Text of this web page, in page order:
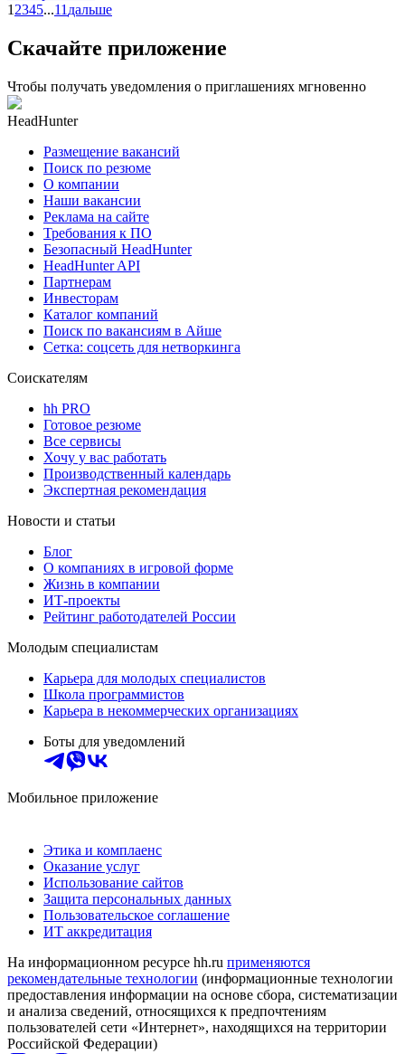
1 2345...11 дальше
Скачайте приложение
Чтобы получать уведомления о приглашениях мгновенно
HeadHunter
Размещение вакансий
Поиск по резюме
О компании
Наши вакансии
Реклама на сайте
Требования к ПО
Безопасный HeadHunter
HeadHunter API
Партнерам
Инвесторам
Каталог компаний
Поиск по вакансиям в Айше
Сетка: соцсеть для нетворкинга
Соискателям
hh PRO
Готовое резюме
Все сервисы
Хочу у вас работать
Производственный календарь
Экспертная рекомендация
Новости и статьи
Блог
О компаниях в игровой форме
Жизнь в компании
ИТ-проекты
Рейтинг работодателей России
Молодым специалистам
Карьера для молодых специалистов
Школа программистов
Карьера в некоммерческих организациях
Боты для уведомлений
Мобильное приложение
Этика и комплаенс
Оказание услуг
Использование сайтов
Защита персональных данных
Пользовательское соглашение
ИТ аккредитация
На информационном ресурсе hh.ru применяются
рекомендательные технологии (информационные технологии
предоставления информации на основе сбора, систематизации
и анализа сведений, относящихся к предпочтениям
пользователей сети «Интернет», находящихся на территории
Российской Федерации)